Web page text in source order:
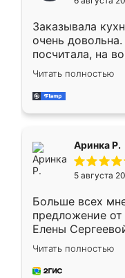
мебели буду
Заказывала
очень
посчитала, на
Замерщик
делу со всей
за день, ребята
Читать полностью
Аринка Р.
5 августа
Больше всех
предложение
Елены
короткие сроки
для замера
предложил по
Читать полностью